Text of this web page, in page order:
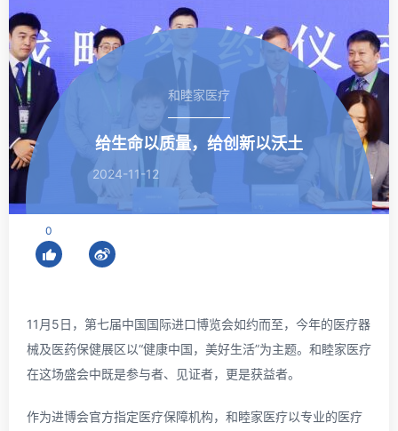
和睦家医疗
给生命以质量，给创新以沃土
2024-11-12
0
11月5日，第七届中国国际进口博览会如约而至，今年的医疗器
械及医药保健展区以“健康中国，美好生活”为主题。和睦家医疗
在这场盛会中既是参与者、见证者，更是获益者。
作为进博会官方指定医疗保障机构，和睦家医疗以专业的医疗